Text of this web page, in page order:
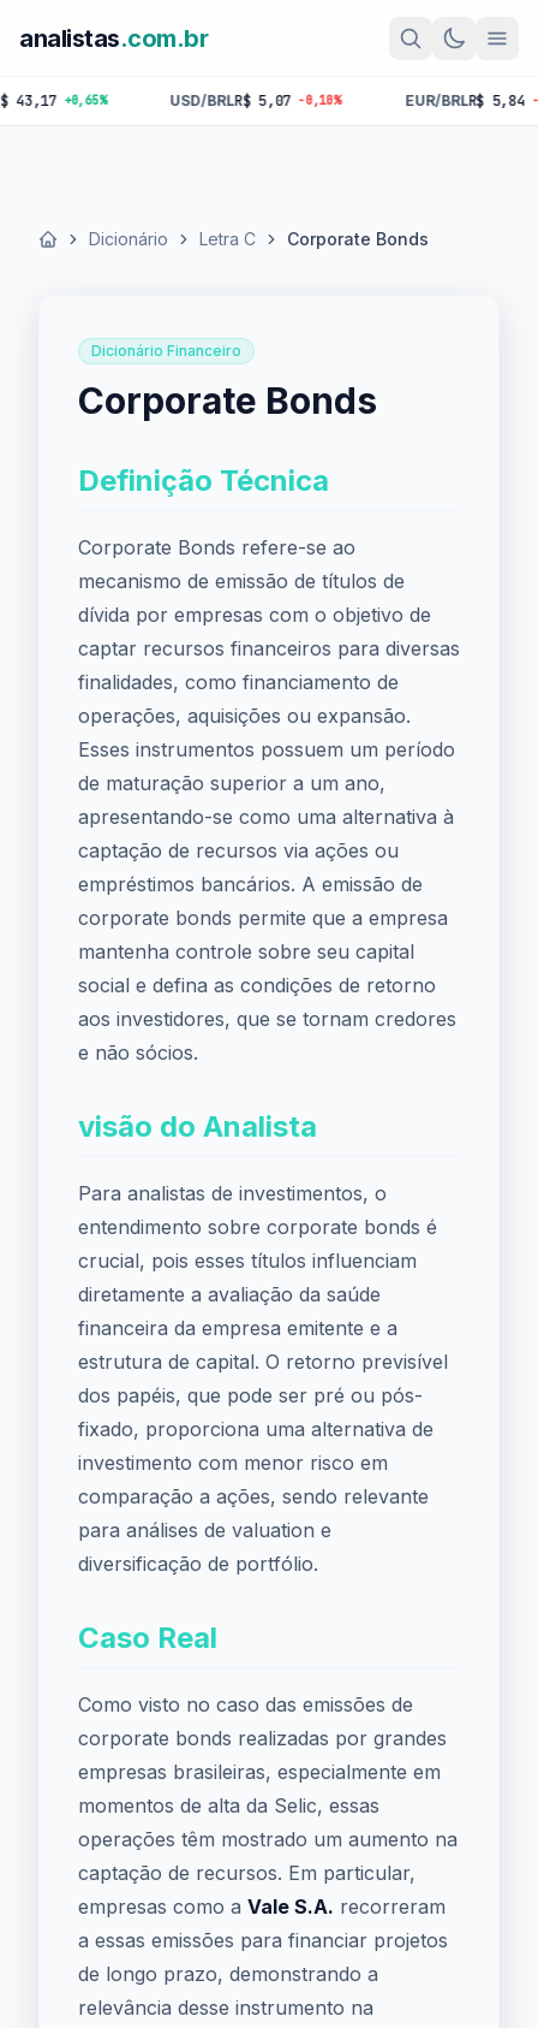
analistas.com.br
+0,65% USD/BRLR$ 5,07 -0,10% EUR/BRLR$ 5,84 -0,18%
Início Dicionário Letra C Corporate Bonds
Dicionário Financeiro
Corporate Bonds
Definição Técnica
Corporate Bonds refere-se ao
mecanismo de emissão de títulos de
dívida por empresas com o objetivo de
captar recursos financeiros para diversas
finalidades, como financiamento de
operações, aquisições ou expansão.
Esses instrumentos possuem um período
de maturação superior a um ano,
apresentando-se como uma alternativa à
captação de recursos via ações ou
empréstimos bancários. A emissão de
corporate bonds permite que a empresa
mantenha controle sobre seu capital
social e defina as condições de retorno
aos investidores, que se tornam credores
e não sócios.
visão do Analista
Para analistas de investimentos, o
entendimento sobre corporate bonds é
crucial, pois esses títulos influenciam
diretamente a avaliação da saúde
financeira da empresa emitente e a
estrutura de capital. O retorno previsível
dos papéis, que pode ser pré ou pós-
fixado, proporciona uma alternativa de
investimento com menor risco em
comparação a ações, sendo relevante
para análises de valuation e
diversificação de portfólio.
Caso Real
Como visto no caso das emissões de
corporate bonds realizadas por grandes
empresas brasileiras, especialmente em
momentos de alta da Selic, essas
operações têm mostrado um aumento na
captação de recursos. Em particular,
empresas como a Vale S.A. recorreram
a essas emissões para financiar projetos
de longo prazo, demonstrando a
relevância desse instrumento na